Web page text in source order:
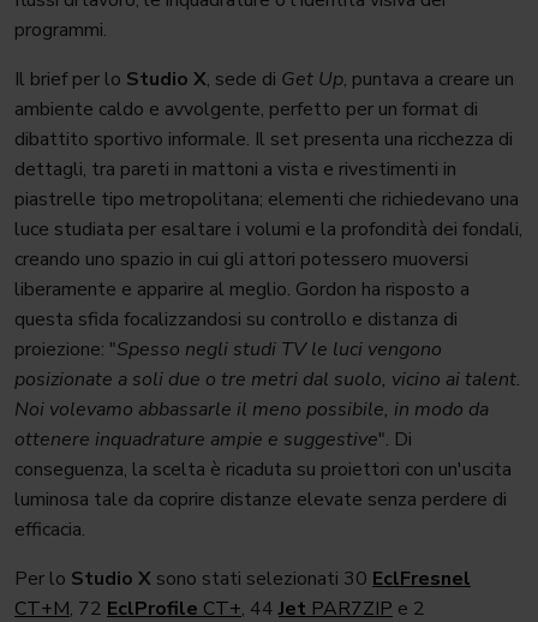
programmi.
Il brief per lo Studio X, sede di Get Up, puntava a creare un
ambiente caldo e avvolgente, perfetto per un format di
dibattito sportivo informale. Il set presenta una ricchezza di
dettagli, tra pareti in mattoni a vista e rivestimenti in
piastrelle tipo metropolitana; elementi che richiedevano una
luce studiata per esaltare i volumi e la profondità dei fondali,
creando uno spazio in cui gli attori potessero muoversi
liberamente e apparire al meglio. Gordon ha risposto a
questa sfida focalizzandosi su controllo e distanza di
proiezione: "Spesso negli studi TV le luci vengono
posizionate a soli due o tre metri dal suolo, vicino ai talent.
Noi volevamo abbassarle il meno possibile, in modo da
ottenere inquadrature ampie e suggestive". Di
conseguenza, la scelta è ricaduta su proiettori con un'uscita
luminosa tale da coprire distanze elevate senza perdere di
efficacia.
Per lo Studio X sono stati selezionati 30 EclFresnel
CT+M, 72 EclProfile CT+, 44Jet PAR7ZIP e 2